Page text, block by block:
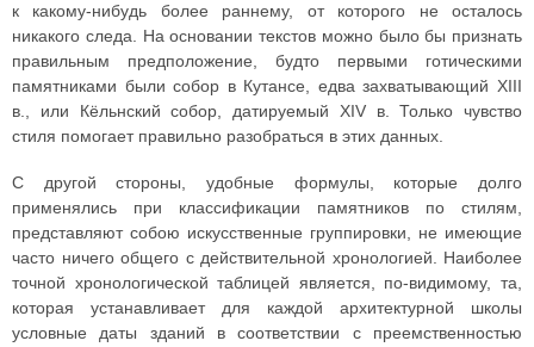
к какому-нибудь более раннему, от которого не осталось
никакого следа. На основании текстов можно было бы признать
правильным предположение, будто первыми готическими
памятниками были собор в Кутансе, едва захватывающий XIII
в., или Кёльнский собор, датируемый XIV в. Только чувство
стиля помогает правильно разобраться в этих данных.
С другой стороны, удобные формулы, которые долго
применялись при классификации памятников по стилям,
представляют собою искусственные группировки, не имеющие
часто ничего общего с действительной хронологией. Наиболее
точной хронологической таблицей является, по-видимому, та,
которая устанавливает для каждой архитектурной школы
условные даты зданий в соответствии с преемственностью